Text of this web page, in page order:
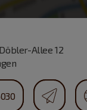
Allee 12